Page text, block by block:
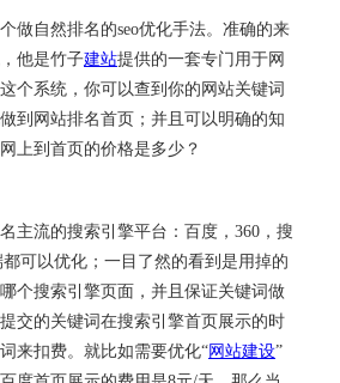
做自然排名的seo优化手法。准确的来
他是竹子建站提供的一套专门用于网
个系统，你可以查到你的网站关键词
到网站排名首页；并且可以明确的知
上到首页的价格是多少？
主流的搜索引擎平台：百度，360，搜
可以优化；一目了然的看到是用掉的
个搜索引擎页面，并且保证关键词做
交的关键词在搜索引擎首页展示的时
来扣费。就比如需要优化“网站建设”